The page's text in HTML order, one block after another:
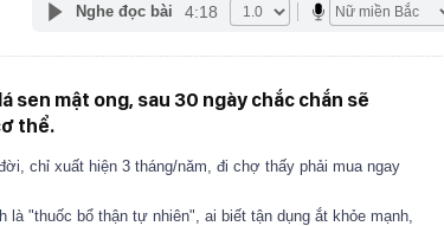
Nghe đọc bài 4:18
sen mật ong, sau 30 ngày chắc chắn sẽ
thể.
chỉ xuất hiện 3 tháng/năm, đi chợ thấy phải mua ngay
là "thuốc bổ thận tự nhiên", ai biết tận dụng ắt khỏe mạnh,